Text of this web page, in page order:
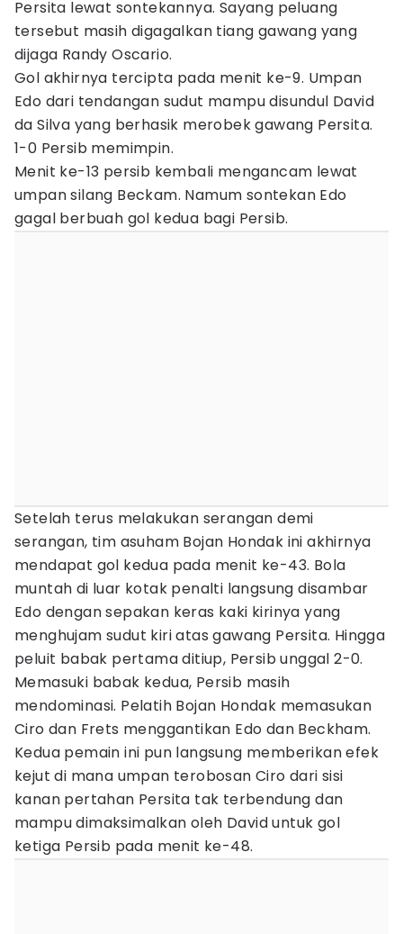
Persita lewat sontekannya. Sayang peluang
tersebut masih digagalkan tiang gawang yang
dijaga Randy Oscario.
Gol akhirnya tercipta pada menit ke-9. Umpan
Edo dari tendangan sudut mampu disundul David
da Silva yang berhasik merobek gawang Persita.
1-0 Persib memimpin.
Menit ke-13 persib kembali mengancam lewat
umpan silang Beckam. Namum sontekan Edo
gagal berbuah gol kedua bagi Persib.
Setelah terus melakukan serangan demi
serangan, tim asuham Bojan Hondak ini akhirnya
mendapat gol kedua pada menit ke-43. Bola
muntah di luar kotak penalti langsung disambar
Edo dengan sepakan keras kaki kirinya yang
menghujam sudut kiri atas gawang Persita. Hingga
peluit babak pertama ditiup, Persib unggal 2-0.
Memasuki babak kedua, Persib masih
mendominasi. Pelatih Bojan Hondak memasukan
Ciro dan Frets menggantikan Edo dan Beckham.
Kedua pemain ini pun langsung memberikan efek
kejut di mana umpan terobosan Ciro dari sisi
kanan pertahan Persita tak terbendung dan
mampu dimaksimalkan oleh David untuk gol
ketiga Persib pada menit ke-48.